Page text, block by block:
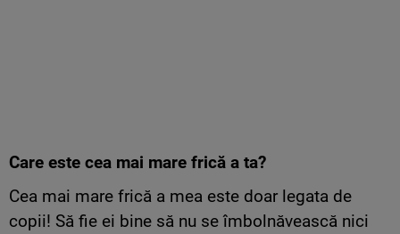
Care este cea mai mare frică a ta?
Cea mai mare frică a mea este doar legata de
copii! Să fie ei bine să nu se îmbolnăvească nici